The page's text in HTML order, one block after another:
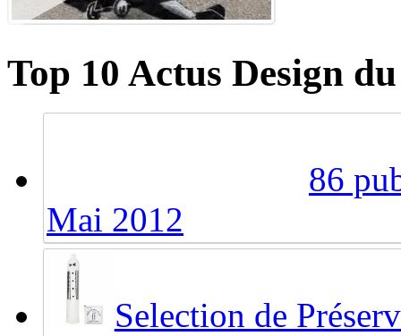
Top 10 Actus Design
86
Mai 2012
Selection de